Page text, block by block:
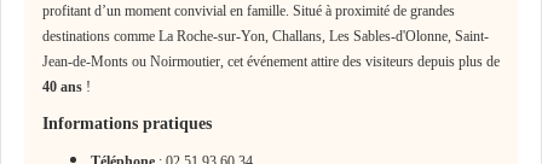
profitant d’un moment convivial en famille. Situé à proximité de grandes
destinations comme La Roche-sur-Yon, Challans, Les Sables-d'Olonne, Saint-
Jean-de-Monts ou Noirmoutier, cet événement attire des visiteurs depuis plus de
40 ans !
Informations pratiques